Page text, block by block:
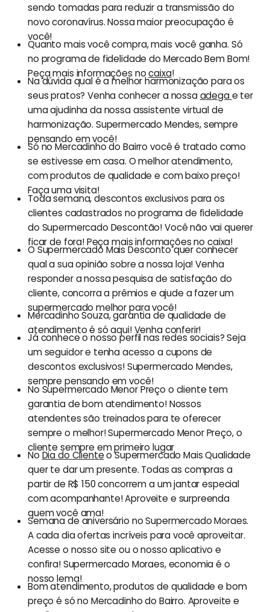
sendo tomadas para reduzir a transmissão do
novo coronavírus. Nossa maior preocupação é
você!
Quanto mais você compra, mais você ganha. Só
no programa de fidelidade do Mercado Bem Bom!
Peça mais informações nocaixa!
Na dúvida qual é a melhor harmonização para os
seus pratos? Venha conhecer a nossaadegae ter
uma ajudinha da nossa assistente virtual de
harmonização. Supermercado Mendes, sempre
pensando em você!
Só no Mercadinho do Bairro você é tratado como
se estivesse em casa. O melhor atendimento,
com produtos de qualidade e com baixo preço!
Faça uma visita!
Toda semana, descontos exclusivos para os
clientes cadastrados no programa de fidelidade
do Supermercado Descontão! Você não vai querer
ficar de fora! Peça mais informações no caixa!
O Supermercado Mais Desconto quer conhecer
qual a sua opinião sobre a nossa loja! Venha
responder a nossa pesquisa de satisfação do
cliente, concorra a prêmios e ajude a fazer um
supermercado melhor para você!
Mercadinho Souza, garantia de qualidade de
atendimento é só aqui! Venha conferir!
Já conhece o nosso perfil nas redes sociais? Seja
um seguidor e tenha acesso a cupons de
descontos exclusivos! Supermercado Mendes,
sempre pensando em você!
No Supermercado Menor Preço o cliente tem
garantia de bom atendimento! Nossos
atendentes são treinados para te oferecer
sempre o melhor! Supermercado Menor Preço, o
cliente sempre em primeiro lugar
No Dia do Clienteo Supermercado Mais Qualidade
quer te dar um presente. Todas as compras a
partir de R$ 150 concorrem a um jantar especial
com acompanhante! Aproveite e surpreenda
quem você ama!
Semana de aniversário no Supermercado Moraes.
A cada dia ofertas incríveis para você aproveitar.
Acesse o nosso site ou o nosso aplicativo e
confira! Supermercado Moraes, economia é o
nosso lema!
Bom atendimento, produtos de qualidade e bom
preço é só no Mercadinho do Bairro. Aproveite e